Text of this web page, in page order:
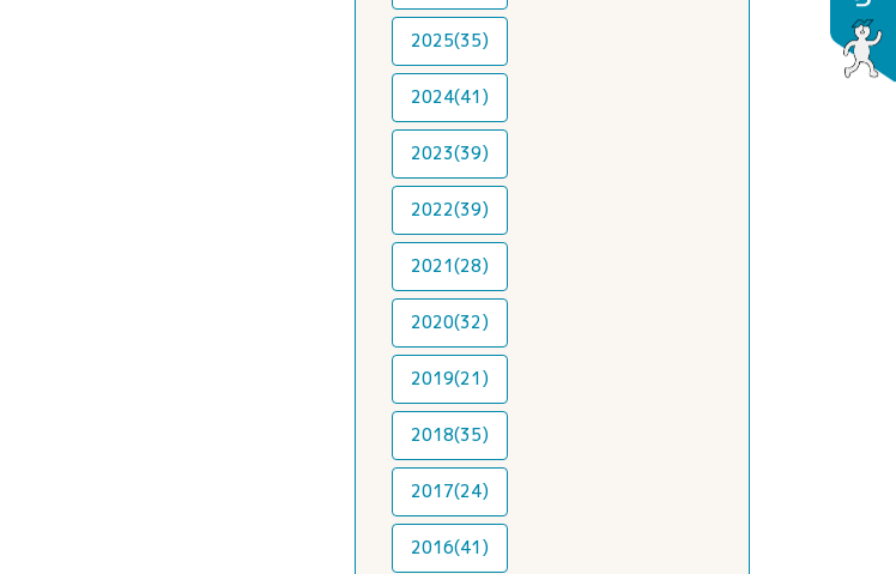
2025(35)
2024(41)
2023(39)
2022(39)
2021(28)
2020(32)
2019(21)
2018(35)
2017(24)
2016(41)